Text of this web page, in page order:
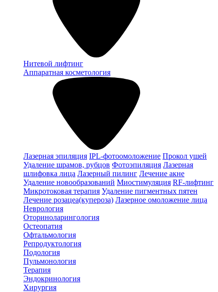
Нитевой лифтинг
Аппаратная косметология
Лазерная эпиляция IPL-фотоомоложение Прокол ушей
Удаление шрамов, рубцов Фотоэпиляция Лазерная
шлифовка лица Лазерный пилинг Лечение акне
Удаление новообразований Миостимуляция RF-лифтинг
Микротоковая терапия Удаление пигментных пятен
Лечение розацеа(купероза) Лазерное омоложение лица
Неврология
Оториноларингология
Остеопатия
Офтальмология
Репродуктология
Подология
Пульмонология
Терапия
Эндокринология
Хирургия